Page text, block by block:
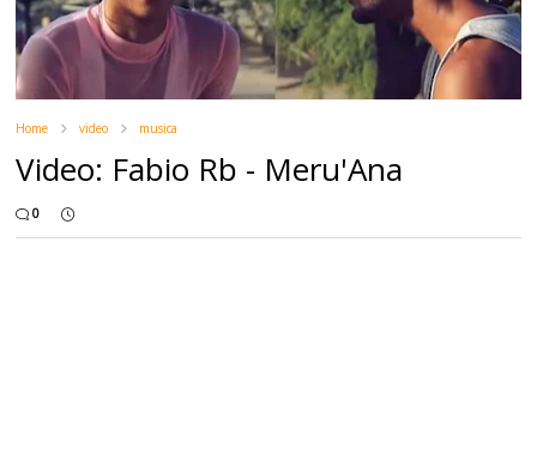
Home video musica
Video: Fabio Rb - Meru'Ana
0